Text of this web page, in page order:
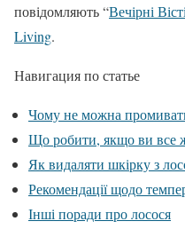
повідомляють “Вечірні Вісті
Living.
Навигация по статье
Чому не можна
Що робити, якщо ви все
Як видаляти шкірку з
Рекомендації щодо
Інші поради про лосося